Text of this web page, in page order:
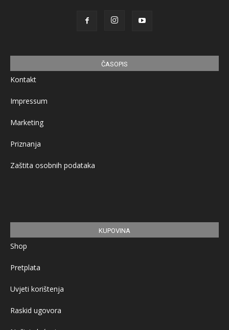
ČASOPIS
Kontakt
Impressum
Marketing
Priznanja
Zaštita osobnih podataka
KUPOVINA
Shop
Pretplata
Uvjeti korištenja
Raskid ugovora